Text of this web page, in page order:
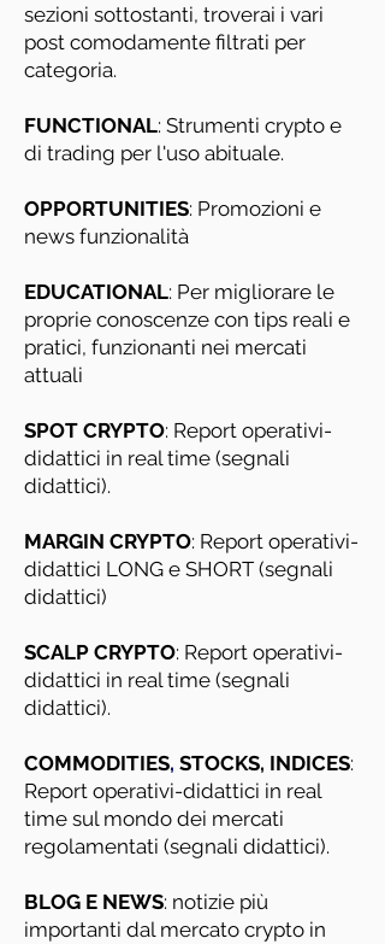
sezioni sottostanti, troverai i vari
post comodamente filtrati per
categoria.
FUNCTIONAL: Strumenti crypto e
di trading per l'uso abituale.
OPPORTUNITIES: Promozioni e
news funzionalità
EDUCATIONAL: Per migliorare le
proprie conoscenze con tips reali e
pratici, funzionanti nei mercati
attuali
SPOT CRYPTO: Report operativi-
didattici in real time (segnali
didattici).
MARGIN CRYPTO: Report operativi-
didattici LONG e SHORT (segnali
didattici)
SCALP CRYPTO: Report operativi-
didattici in real time (segnali
didattici).
COMMODITIES, STOCKS, INDICES:
Report operativi-didattici in real
time sul mondo dei mercati
regolamentati (segnali didattici).
BLOG E NEWS: notizie più
importanti dal mercato crypto in